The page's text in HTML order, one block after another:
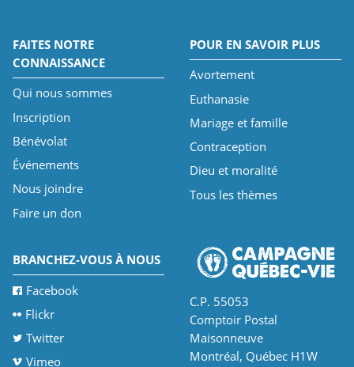
FAITES NOTRE
CONNAISSANCE
Qui nous sommes
Inscription
Bénévolat
Événements
Nous joindre
Faire un don
POUR EN SAVOIR PLUS
Avortement
Euthanasie
Mariage et famille
Contraception
Dieu et moralité
Tous les thèmes
BRANCHEZ-VOUS À NOUS
Facebook
Flickr
Twitter
Vimeo
C.P. 55053
Comptoir Postal
Maisonneuve
Montréal, Québec H1W